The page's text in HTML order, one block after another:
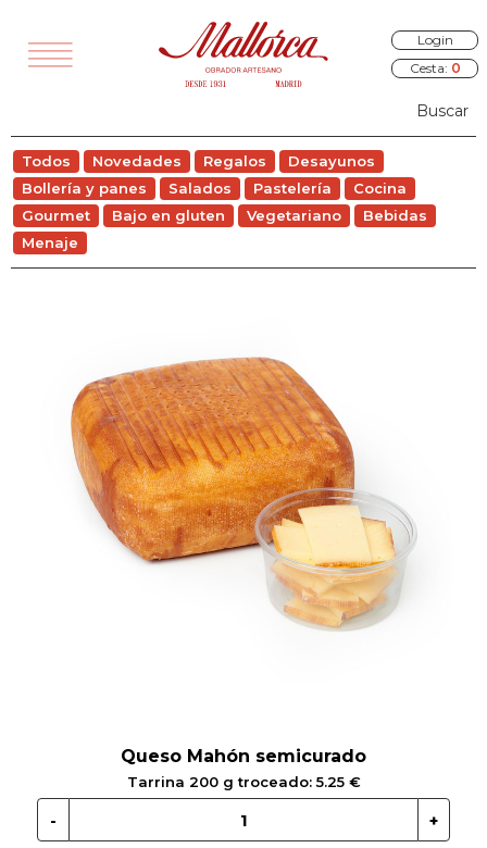
Login
Cesta: 0
Todos Novedades Regalos
Desayunos
Bollería y panes
Salados Pastelería
Cocina
Gourmet
Bajo en gluten Vegetariano
Bebidas
Menaje
Queso Mahón semicurado
Tarrina 200 g troceado: 5.25 €